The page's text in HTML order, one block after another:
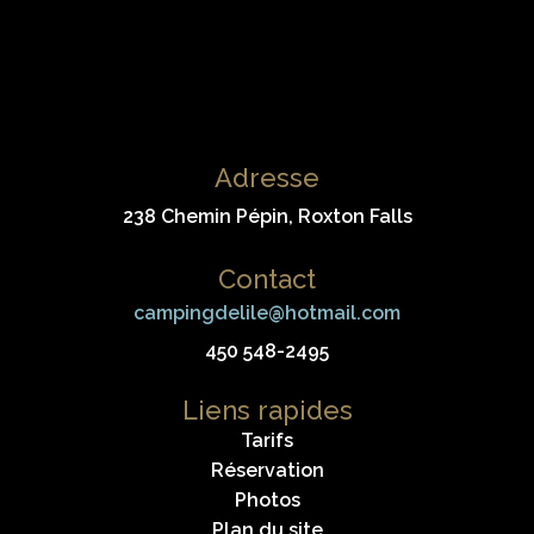
Adresse
238 Chemin Pépin, Roxton Falls
Contact
campingdelile@hotmail.com
450 548-2495
Liens rapides
Tarifs
Réservation
Photos